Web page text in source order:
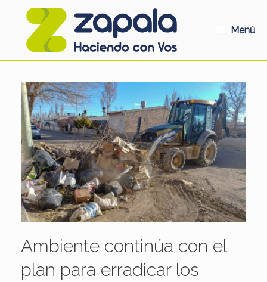
Menú
Ambiente continúa con el
plan para erradicar los